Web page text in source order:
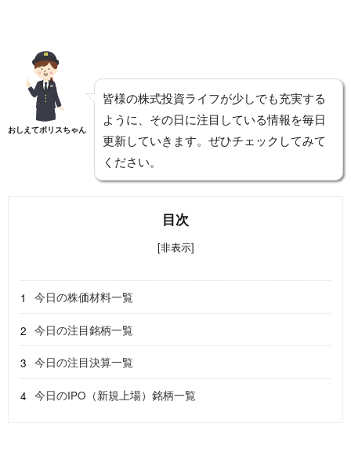
おしえてポリスちゃん
皆様の株式投資ライフが少しでも充実する
ように、その日に注目している情報を毎日
更新していきます。ぜひチェックしてみて
ください。
目次
[非表示]
今日の株価材料一覧
今日の注目銘柄一覧
今日の注目決算一覧
今日のIPO（新規上場）銘柄一覧